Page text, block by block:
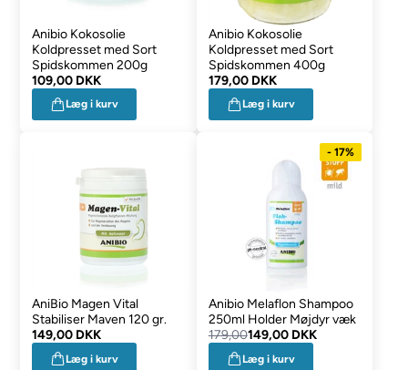
Anibio Kokosolie
Koldpresset med Sort
Spidskommen 200g
109,00 DKK
Læg i kurv
Anibio Kokosolie
Koldpresset med Sort
Spidskommen 400g
179,00 DKK
Læg i kurv
AniBio Magen Vital
Stabiliser Maven 120 gr.
149,00 DKK
Læg i kurv
- 17%
Anibio Melaflon Shampoo
250ml Holder Møjdyr væk
179,00149,00 DKK
Læg i kurv